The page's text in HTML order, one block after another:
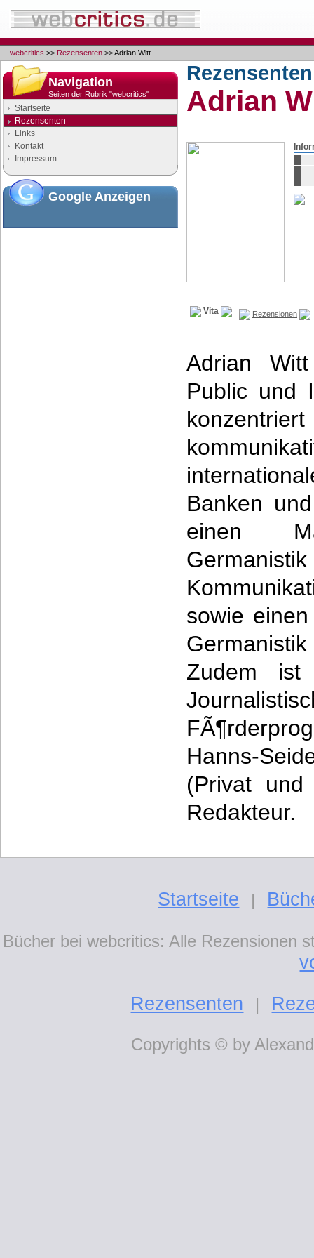
webcritics >> Rezensenten >> Adrian Witt
Navigation
Seiten der Rubrik "webcritics"
Startseite
Rezensenten
Links
Kontakt
Impressum
Google Anzeigen
Rezensenten
Adrian
Vita Rezensionen
Adrian
Public und
Banken
einen
sowie
Zudem ist
Hanns-
(Privat und
Redakteur.
Startseite |
Bücher bei webcritics: Alle Rezensionen
Rezensenten
|
Copyrights © by